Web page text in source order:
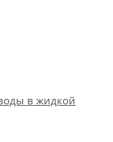
в жидкой